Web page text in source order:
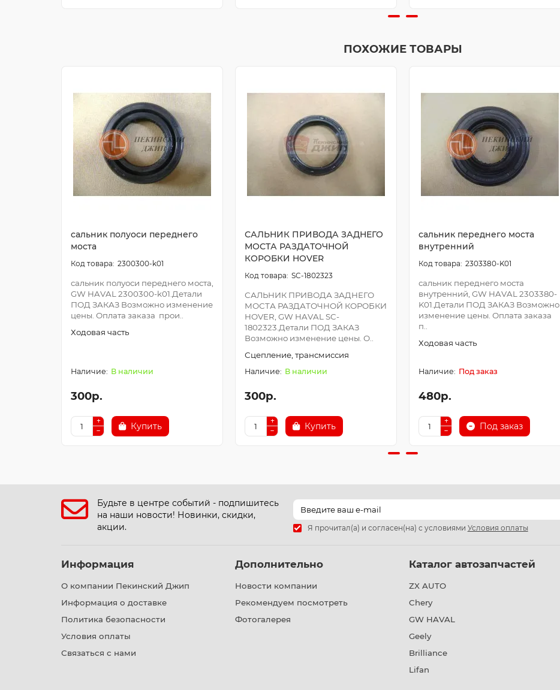
ПОХОЖИЕ ТОВАРЫ
сальник полуоси переднего
моста
2300300-k01
сальник полуоси переднего моста,
GW HAVAL 2300300-k01.Детали
ПОД ЗАКАЗ Возможно изменение
цены. Оплата заказа прои..
Ходовая часть
В наличии
300р.
Купить
САЛЬНИК ПРИВОДА ЗАДНЕГО
МОСТА РАЗДАТОЧНОЙ
КОРОБКИ HOVER
SC-1802323
САЛЬНИК ПРИВОДА ЗАДНЕГО
МОСТА РАЗДАТОЧНОЙ КОРОБКИ
HOVER, GW HAVAL SC-
1802323.Детали ПОД ЗАКАЗ
Возможно изменение цены. О..
Сцепление, трансмиссия
В наличии
300р.
Купить
сальник переднего моста
внутренний
2303380-K01
сальник переднего моста
внутренний, GW HAVAL 2303380-
K01.Детали ПОД ЗАКАЗ Возможно
изменение цены. Оплата заказа
п..
Ходовая часть
Под заказ
480р.
Под заказ
Будьте в центре событий - подпишитесь
на наши новости! Новинки, скидки,
акции.
Я прочитал(а) и согласен(на) с условиями Условия оплаты
Информация
О компании Пекинский Джип
Информация о доставке
Политика безопасности
Условия оплаты
Связаться с нами
Дополнительно
Новости компании
Рекомендуем посмотреть
Фотогалерея
Каталог автозапчастей
ZX AUTO
Chery
GW HAVAL
Geely
Brilliance
Lifan